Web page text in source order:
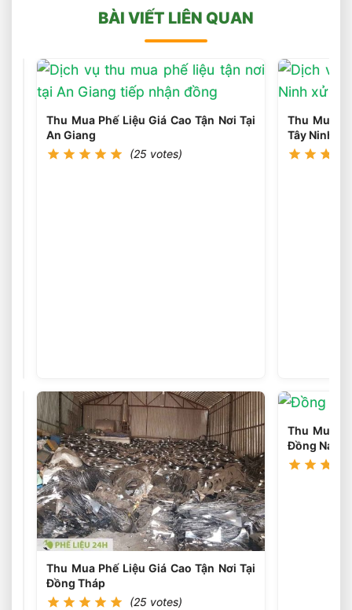
BÀI VIẾT LIÊN QUAN
Thu
Mua
Phế
Liệu
Giá
Thu Mua Phế Liệu Giá Cao Tận Nơi Tại
An Giang
(25 votes)
Thu Mua Phế Liệu Giá Cao Tận Nơi Tại
Đồng Tháp
(25 votes)
Thu Mua
Tây Ninh
Thu Mua
Đồng Nai